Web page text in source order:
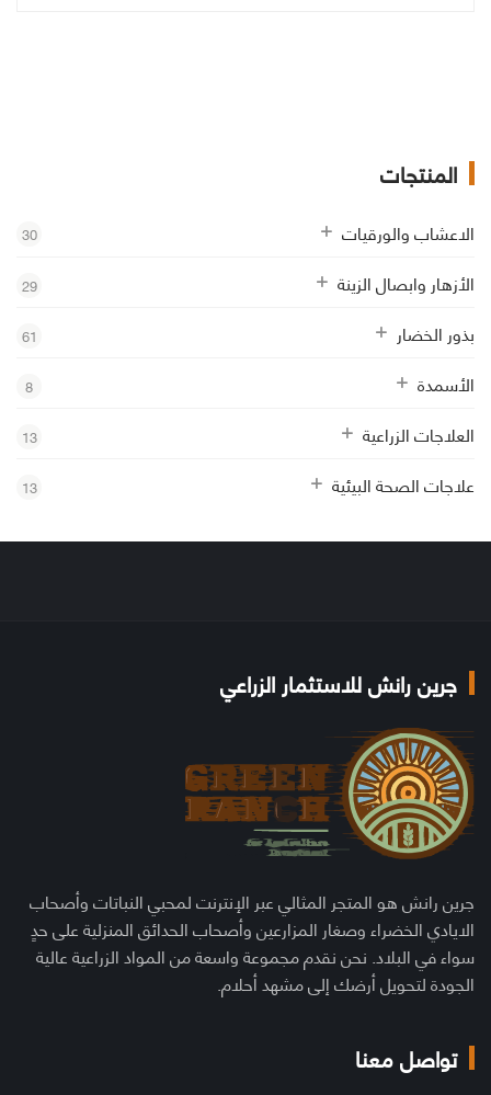
المنتجات
الاعشاب والورقيات 30
الأزهار وابصال الزينة 29
بذور الخضار 61
الأسمدة 8
العلاجات الزراعية 13
علاجات الصحة البيئية 13
جرين رانش للاستثمار الزراعي
جرين رانش هو المتجر المثالي عبر الإنترنت لمحبي النباتات وأصحاب
الايادي الخضراء وصغار المزارعين وأصحاب الحدائق المنزلية على حدٍ
سواء في البلاد. نحن نقدم مجموعة واسعة من المواد الزراعية عالية
الجودة لتحويل أرضك إلى مشهد أحلام.
تواصل معنا